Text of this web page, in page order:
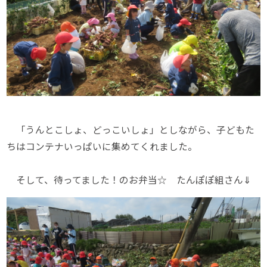
「うんとこしょ、どっこいしょ」としながら、子どもた
ちはコンテナいっぱいに集めてくれました。
そして、待ってました！のお弁当☆ たんぽぽ組さん⇓